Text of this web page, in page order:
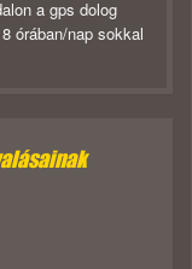
a gps dolog
órában/nap sokkal